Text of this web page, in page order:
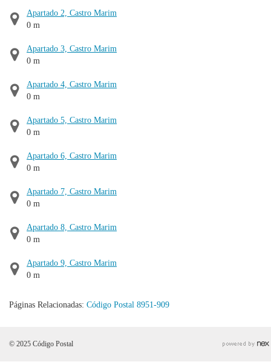
Apartado 2, Castro Marim
0 m
Apartado 3, Castro Marim
0 m
Apartado 4, Castro Marim
0 m
Apartado 5, Castro Marim
0 m
Apartado 6, Castro Marim
0 m
Apartado 7, Castro Marim
0 m
Apartado 8, Castro Marim
0 m
Apartado 9, Castro Marim
0 m
Páginas Relacionadas: Código Postal 8951-909
© 2025 Código Postal